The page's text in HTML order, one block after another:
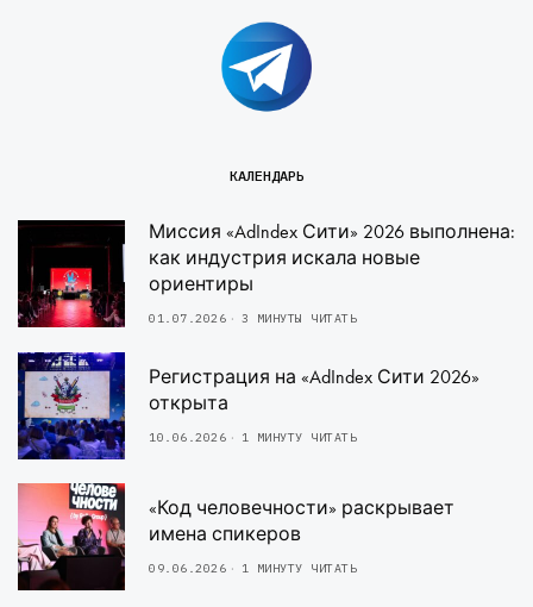
КАЛЕНДАРЬ
Миссия «AdIndex Сити» 2026 выполнена:
как индустрия искала новые
ориентиры
01.07.2026 3 МИНУТЫ ЧИТАТЬ
Регистрация на «AdIndex Сити 2026»
открыта
10.06.2026 1 МИНУТУ ЧИТАТЬ
«Код человечности» раскрывает
имена спикеров
09.06.2026 1 МИНУТУ ЧИТАТЬ